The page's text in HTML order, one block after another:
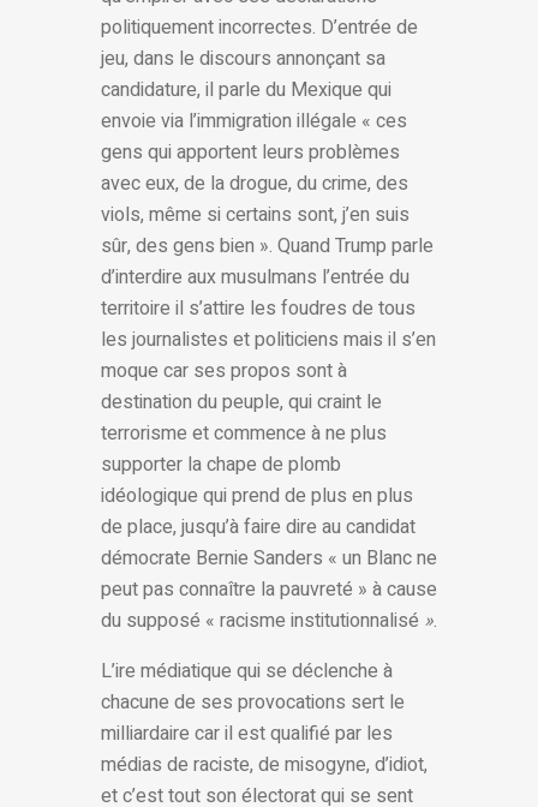
politiquement incorrectes. D’entrée de
jeu, dans le discours annonçant sa
candidature, il parle du Mexique qui
envoie via l’immigration illégale « ces
gens qui apportent leurs problèmes
avec eux, de la drogue, du crime, des
viols, même si certains sont, j’en suis
sûr, des gens bien ». Quand Trump parle
d’interdire aux musulmans l’entrée du
territoire il s’attire les foudres de tous
les journalistes et politiciens mais il s’en
moque car ses propos sont à
destination du peuple, qui craint le
terrorisme et commence à ne plus
supporter la chape de plomb
idéologique qui prend de plus en plus
de place, jusqu’à faire dire au candidat
démocrate Bernie Sanders « un Blanc ne
peut pas connaître la pauvreté » à cause
du supposé « racisme institutionnalisé ».
L’ire médiatique qui se déclenche à
chacune de ses provocations sert le
milliardaire car il est qualifié par les
médias de raciste, de misogyne, d’idiot,
et c’est tout son électorat qui se sent